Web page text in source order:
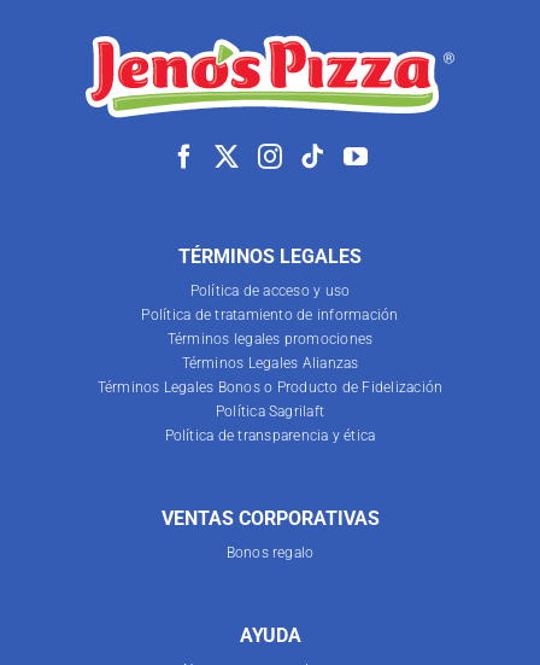
TÉRMINOS LEGALES
Política de acceso y uso
Política de tratamiento de información
Términos legales promociones
Términos Legales Alianzas
Términos Legales Bonos o Producto de Fidelización
Política Sagrilaft
Política de transparencia y ética
VENTAS CORPORATIVAS
Bonos regalo
AYUDA